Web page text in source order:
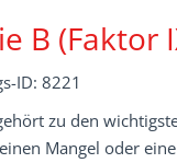
B (Faktor
ID: 8221
zu den
Mangel oder